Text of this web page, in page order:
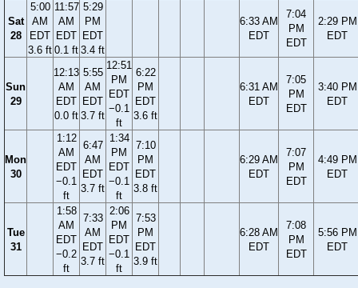
Sat
28
5:00
AM
EDT
3.6 ft
11:57
AM
EDT
0.1 ft
5:29
PM
EDT
3.4 ft
6:33 AM
EDT
7:04
PM
EDT
2:29 PM
EDT
Sun
29
12:13
AM
EDT
0.0 ft
5:55
AM
EDT
3.7 ft
12:51
PM
EDT
−0.1
ft
6:22
PM
EDT
3.6 ft
6:31 AM
EDT
7:05
PM
EDT
3:40 PM
EDT
Mon
30
1:12
AM
EDT
−0.1
ft
6:47
AM
EDT
3.7 ft
1:34
PM
EDT
−0.1
ft
7:10
PM
EDT
3.8 ft
6:29 AM
EDT
7:07
PM
EDT
4:49 PM
EDT
Tue
31
1:58
AM
EDT
−0.2
ft
7:33
AM
EDT
3.7 ft
2:06
PM
EDT
−0.1
ft
7:53
PM
EDT
3.9 ft
6:28 AM
EDT
7:08
PM
EDT
5:56 PM
EDT